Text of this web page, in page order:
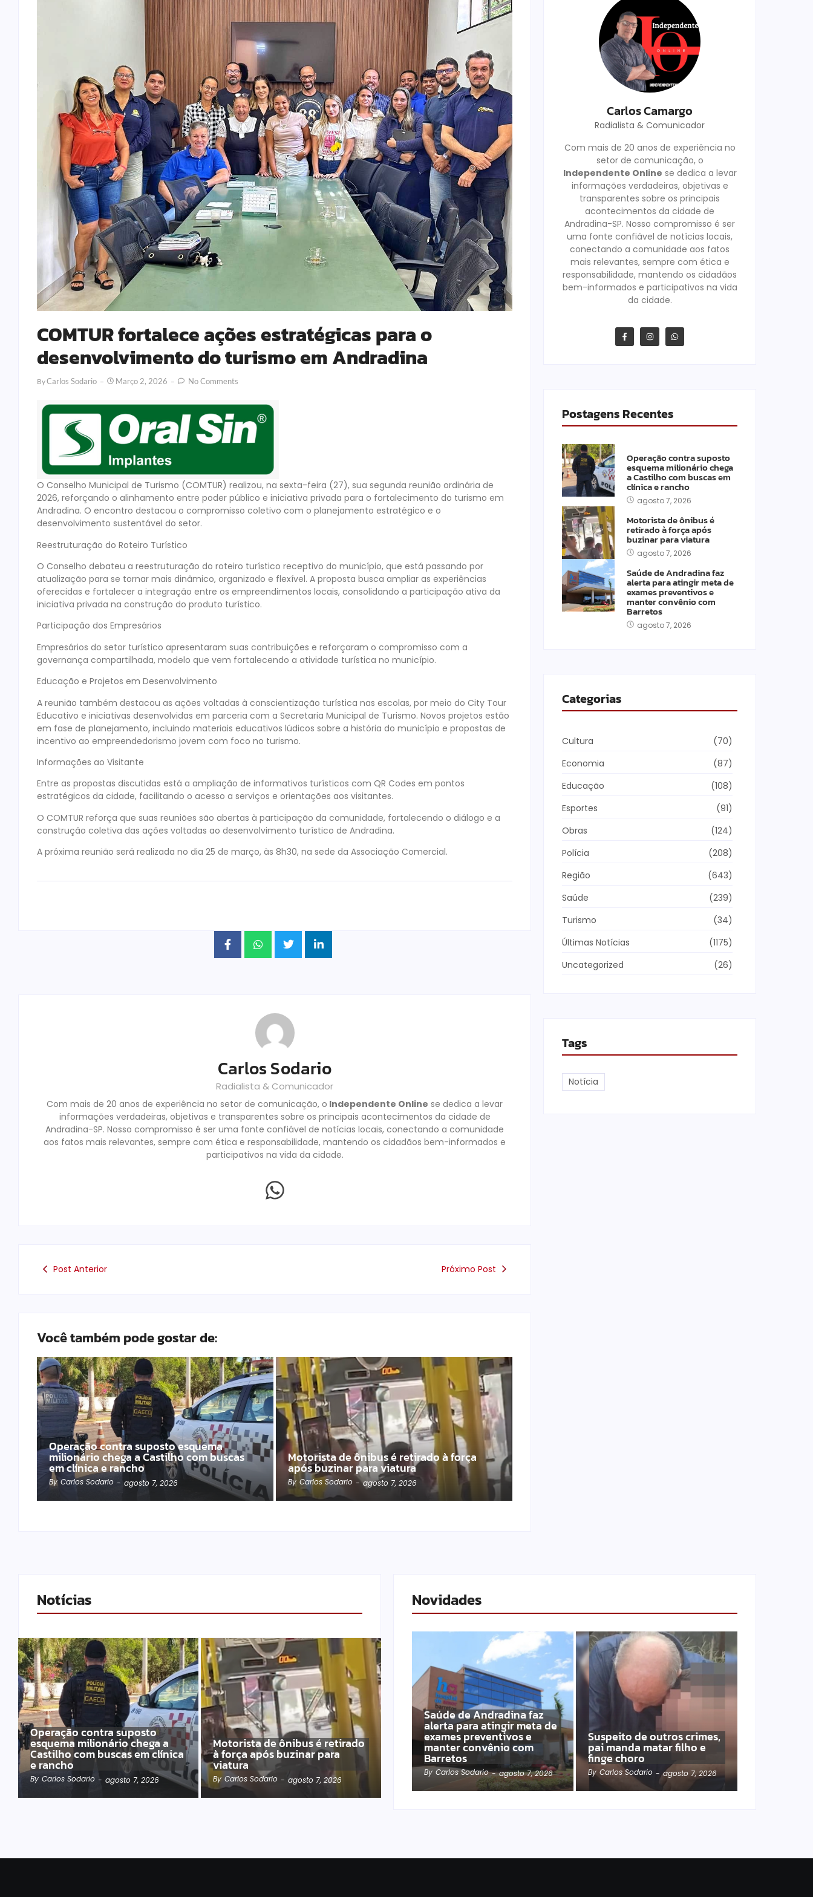
COMTUR fortalece ações estratégicas para o
desenvolvimento do turismo em Andradina
ByCarlos Sodario Março 2, 2026 No Comments
O Conselho Municipal de Turismo (COMTUR) realizou, na sexta-feira (27), sua segunda reunião ordinária de
2026, reforçando o alinhamento entre poder público e iniciativa privada para o fortalecimento do turismo em
Andradina. O encontro destacou o compromisso coletivo com o planejamento estratégico e o
desenvolvimento sustentável do setor.
Reestruturação do Roteiro Turístico
O Conselho debateu a reestruturação do roteiro turístico receptivo do município, que está passando por
atualização para se tornar mais dinâmico, organizado e flexível. A proposta busca ampliar as experiências
oferecidas e fortalecer a integração entre os empreendimentos locais, consolidando a participação ativa da
iniciativa privada na construção do produto turístico.
Participação dos Empresários
Empresários do setor turístico apresentaram suas contribuições e reforçaram o compromisso com a
governança compartilhada, modelo que vem fortalecendo a atividade turística no município.
Educação e Projetos em Desenvolvimento
A reunião também destacou as ações voltadas à conscientização turística nas escolas, por meio do City Tour
Educativo e iniciativas desenvolvidas em parceria com a Secretaria Municipal de Turismo. Novos projetos estão
em fase de planejamento, incluindo materiais educativos lúdicos sobre a história do município e propostas de
incentivo ao empreendedorismo jovem com foco no turismo.
Informações ao Visitante
Entre as propostas discutidas está a ampliação de informativos turísticos com QR Codes em pontos
estratégicos da cidade, facilitando o acesso a serviços e orientações aos visitantes.
O COMTUR reforça que suas reuniões são abertas à participação da comunidade, fortalecendo o diálogo e a
construção coletiva das ações voltadas ao desenvolvimento turístico de Andradina.
A próxima reunião será realizada no dia 25 de março, às 8h30, na sede da Associação Comercial.
Carlos Sodario
Radialista & Comunicador
Com mais de 20 anos de experiência no setor de comunicação, o Independente Online se dedica a levar
informações verdadeiras, objetivas e transparentes sobre os principais acontecimentos da cidade de
Andradina-SP. Nosso compromisso é ser uma fonte confiável de notícias locais, conectando a comunidade
aos fatos mais relevantes, sempre com ética e responsabilidade, mantendo os cidadãos bem-informados e
participativos na vida da cidade.
Post Anterior Próximo Post
Você também pode gostar de:
Operação contra suposto esquema
milionário chega a Castilho com buscas
em clínica e rancho
By Carlos Sodario - agosto 7, 2026
Motorista de ônibus é retirado à força
após buzinar para viatura
By Carlos Sodario - agosto 7, 2026
Carlos Camargo
Radialista & Comunicador
Com mais de 20 anos de experiência no
setor de comunicação, o
Independente Online se dedica a levar
informações verdadeiras, objetivas e
transparentes sobre os principais
acontecimentos da cidade de
Andradina-SP. Nosso compromisso é ser
uma fonte confiável de notícias locais,
conectando a comunidade aos fatos
mais relevantes, sempre com ética e
responsabilidade, mantendo os cidadãos
bem-informados e participativos na vida
da cidade.
Postagens Recentes
Operação contra suposto
esquema milionário chega
a Castilho com buscas em
clínica e rancho
agosto 7, 2026
Motorista de ônibus é
retirado à força após
buzinar para viatura
agosto 7, 2026
Saúde de Andradina faz
alerta para atingir meta de
exames preventivos e
manter convênio com
Barretos
agosto 7, 2026
Categorias
Cultura
(70)
Economia
(87)
Educação
(108)
Esportes
(91)
Obras
(124)
Polícia
(208)
Região
(643)
Saúde
(239)
Turismo
(34)
Últimas Notícias
(1175)
Uncategorized
(26)
Tags
Notícia
Notícias
Operação contra suposto
esquema milionário chega a
Castilho com buscas em clínica
e rancho
By Carlos Sodario - agosto 7, 2026
Motorista de ônibus é retirado
à força após buzinar para
viatura
By Carlos Sodario - agosto 7, 2026
Novidades
Saúde de Andradina faz
alerta para atingir meta de
exames preventivos e
manter convênio com
Barretos
By Carlos Sodario - agosto 7, 2026
Suspeito de outros crimes,
pai manda matar filho e
finge choro
By Carlos Sodario - agosto 7, 2026